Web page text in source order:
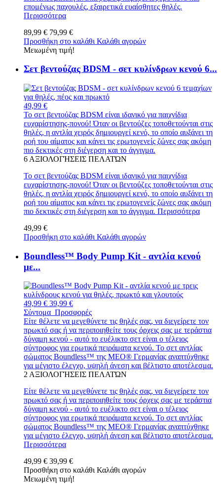
επομένως παχουλές, εξαιρετικά ευαίσθητες θηλές.
Περισσότερα
89,99 € 79,99 €
Προσθήκη στο καλάθι Καλάθι αγορών
Μειωμένη τιμή!
Σετ βεντούζας BDSM - σετ κυλίνδρων κενού 6...
49,99 €
Το σετ βεντούζας BDSM είναι ιδανικό για παιχνίδια
ευχαρίστησης-πονού! Όταν οι βεντούζες τοποθετούνται στις
θηλές, η αντλία χειρός δημιουργεί κενό, το οποίο αυξάνει τη
ροή του αίματος και κάνει τις ερωτογενείς ζώνες σας ακόμη
πιο δεκτικές στη διέγερση και το άγγιγμα.
6 ΑΞΙΟΛΟΓΉΣΕΙΣ ΠΕΛΑΤΏΝ
Το σετ βεντούζας BDSM είναι ιδανικό για παιχνίδια
ευχαρίστησης-πονού! Όταν οι βεντούζες τοποθετούνται στις
θηλές, η αντλία χειρός δημιουργεί κενό, το οποίο αυξάνει τη
ροή του αίματος και κάνει τις ερωτογενείς ζώνες σας ακόμη
πιο δεκτικές στη διέγερση και το άγγιγμα. Περισσότερα
49,99 €
Προσθήκη στο καλάθι Καλάθι αγορών
Boundless™ Body Pump Kit - αντλία κενού
με...
49,99 € 39,99 €
Σύντομα Προσφορές
Είτε θέλετε να μεγεθύνετε τις θηλές σας, να διεγείρετε τον
πρωκτό σας ή να περιποιηθείτε τους όρχεις σας με τεράστια
δύναμη κενού - αυτό το ευέλικτο σετ είναι ο τέλειος
σύντροφος για ερωτικά πειράματα κενού. Το σετ αντλίας
σώματος Boundless™ της MEO® Γερμανίας αναπτύχθηκε
για μέγιστο έλεγχο, υψηλή άνεση και βέλτιστο αποτέλεσμα.
2ΑΞΙΟΛΟΓΉΣΕΙΣ ΠΕΛΑΤΏΝ
Είτε θέλετε να μεγεθύνετε τις θηλές σας, να διεγείρετε τον
πρωκτό σας ή να περιποιηθείτε τους όρχεις σας με τεράστια
δύναμη κενού - αυτό το ευέλικτο σετ είναι ο τέλειος
σύντροφος για ερωτικά πειράματα κενού. Το σετ αντλίας
σώματος Boundless™ της MEO® Γερμανίας αναπτύχθηκε
για μέγιστο έλεγχο, υψηλή άνεση και βέλτιστο αποτέλεσμα.
Περισσότερα
49,99 € 39,99 €
Προσθήκη στο καλάθι Καλάθι αγορών
Μειωμένη τιμή!